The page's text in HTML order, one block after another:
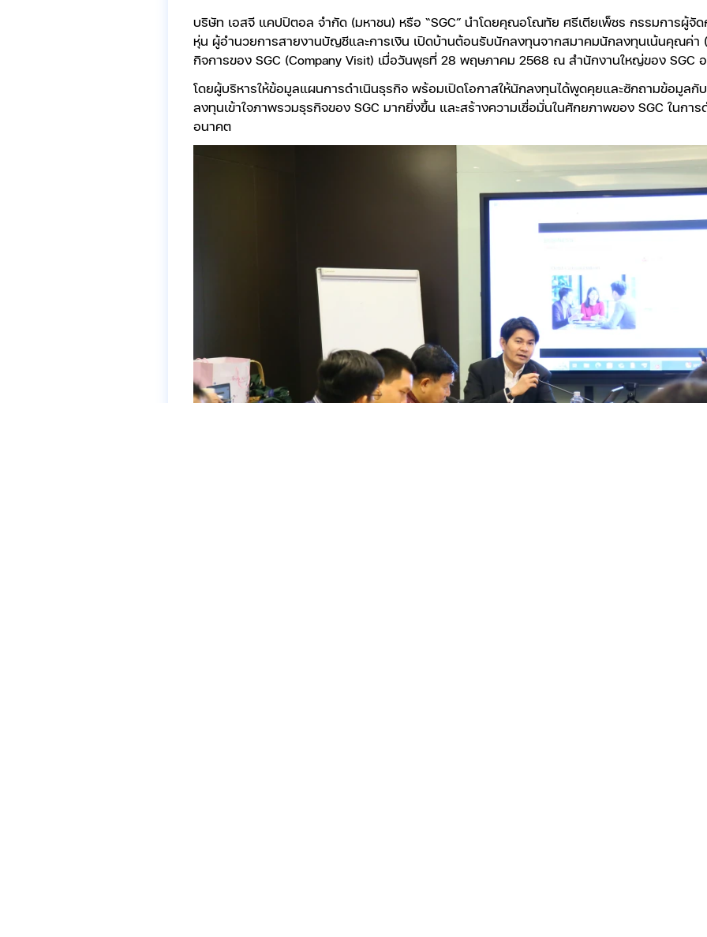
บริษัท เอสจี แคปปิตอล จำกัด (มหาชน) หรือ “SGC” นำโดยคุณอโณทัย ศรีเตียเพ็ชร กรรมการผู้
หุ่น ผู้อำนวยการสายงานบัญชีและการเงิน เปิดบ้านต้อนรับนักลงทุนจากสมาคมนักลงทุนเน้นคุณค่า (
กิจการของ SGC (Company Visit) เมื่อวันพุธที่ 28 พฤษภาคม 2568 ณ สำนักงานใหญ่ของ SGC
โดยผู้บริหารให้ข้อมูลแผนการดำเนินธุรกิจ พร้อมเปิดโอกาสให้นักลงทุนได้พูดคุยและซักถามข้อมูลกั
ลงทุนเข้าใจภาพรวมธุรกิจของ SGC มากยิ่งขึ้น และสร้างความเชื่อมั่นในศักยภาพของ SGC ในกา
อนาคต